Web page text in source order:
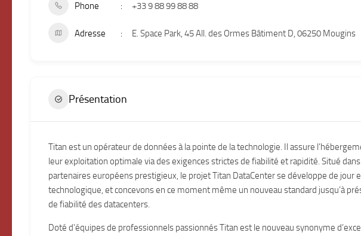
Phone +33 9 88 99 88 88
Adresse E. Space Park, 45 All. des Ormes Bâtiment D, 06250 Mougins
Présentation
Titan est un opérateur de données à la pointe de la technologie. Il assure
leur exploitation optimale via des exigences strictes de fiabilité et rapidité. Situé
partenaires européens prestigieux, le projet Titan DataCenter se développe de jour
technologique, et concevons en ce moment même un nouveau standard jusqu’à
de fiabilité des datacenters.
Doté d’équipes de professionnels passionnés Titan est le nouveau synonyme